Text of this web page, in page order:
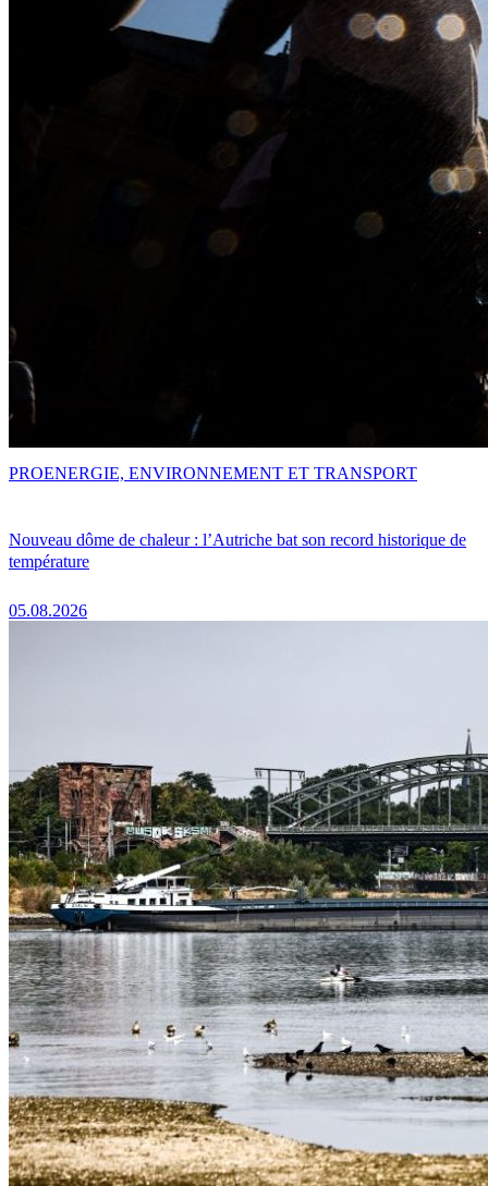
Nouveau dôme de chaleur : l’Autriche bat son record historique de
température
05.08.2026
PROENERGIE, ENVIRONNEMENT ET TRANSPORT